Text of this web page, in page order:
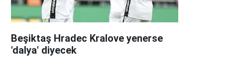
Beşiktaş Hradec Kralove yenerse
'dalya' diyecek